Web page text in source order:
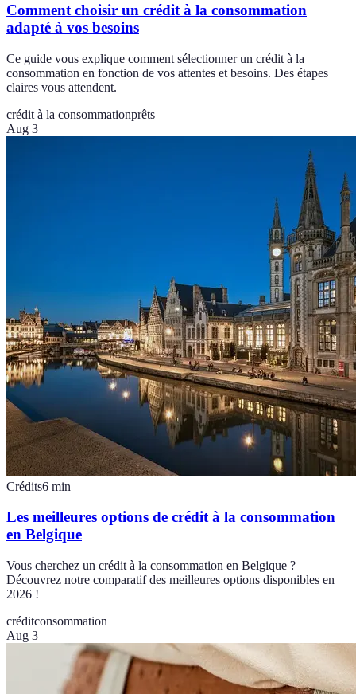
Comment choisir un crédit à la consommation
adapté à vos besoins
Ce guide vous explique comment sélectionner un crédit à la
consommation en fonction de vos attentes et besoins. Des étapes
claires vous attendent.
crédit à la consommationprêts
Aug 3
Crédits6 min
Les meilleures options de crédit à la consommation
en Belgique
Vous cherchez un crédit à la consommation en Belgique ?
Découvrez notre comparatif des meilleures options disponibles en
2026 !
créditconsommation
Aug 3